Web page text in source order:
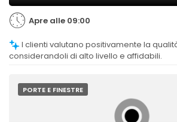
Apre alle 09:00
considerandoli di alto livello e affidabili.
PORTE E FINESTRE